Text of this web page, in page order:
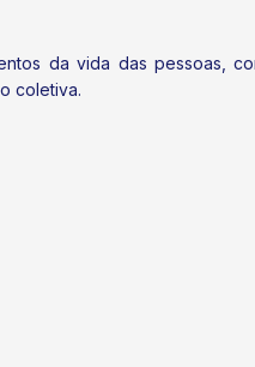
da vida das pessoas,
coletiva.